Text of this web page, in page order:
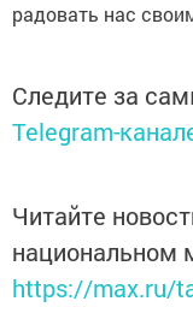
радовать нас
Следите за
Telegram-
Читайте
национальном
https://max.ru/